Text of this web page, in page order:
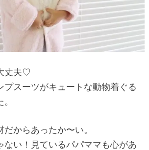
丈夫♡
プスーツがキュートな動物着ぐる
からあったか〜い。
ない！見ているパパママも心があ